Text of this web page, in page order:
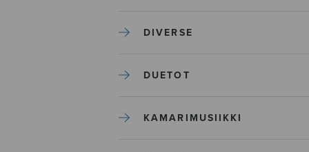
DIVERSE
DUETOT
KAMARIMUSIIKKI